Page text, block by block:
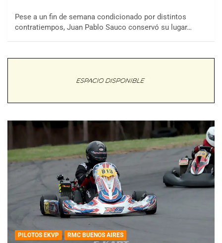
Pese a un fin de semana condicionado por distintos
contratiempos, Juan Pablo Sauco conservó su lugar…
PILOTOS EKVP RMC BUENOS AIRES